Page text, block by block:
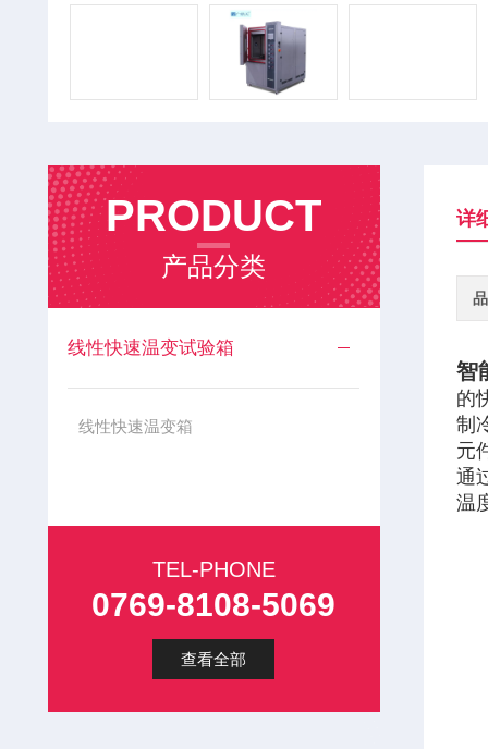
PRODUCT
产品分类
线性快速温变试验箱
线性快速温变箱
TEL-PHONE
0769-8108-5069
查看全部
详
智
的
制
元
通
温